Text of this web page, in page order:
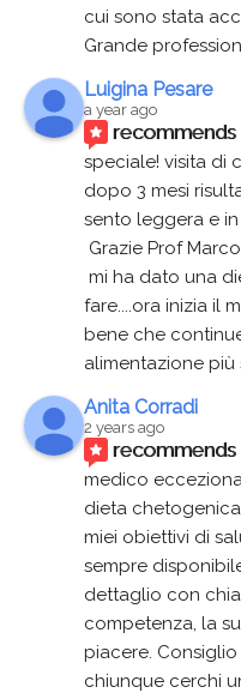
cui sono stata
Grande
Luigina Pesare
a year ago
recommends
speciale! visita di
dopo 3 mesi
sento leggera e
Grazie Prof
fare....ora inizia il
bene che
alimentazione più
Anita Corradi
2 years ago
recommends
medico
dieta
miei obiettivi di
sempre
dettaglio con
competenza, la
piacere.
chiunque cerchi